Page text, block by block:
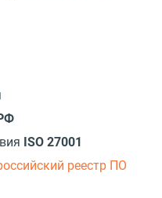
ISO 27001
реестр ПО